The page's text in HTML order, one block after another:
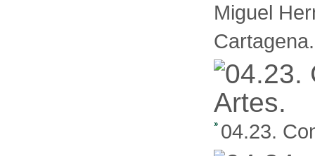
Miguel
Cartagena.
04.23.